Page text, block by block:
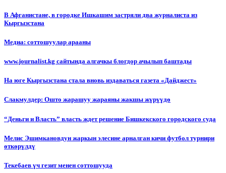
В Афганистане, в городке Ишкашим застряли два журналиста из
Кыргызстана
Медиа: соттошуулар арааны
www.journalist.kg сайтында алгачкы блогдор ачылып баштады
На юге Кыргызстана стала вновь издаваться газета «Дайджест»
Слакмулдер: Ошто жарашуу жараяны жакшы жүрүүдө
“Деньги и Власть” власть ждет решение Бишкекского городского суда
Мелис Эшимкановдун жаркын элесине арналган кичи футбол турнири
өткөрүлдү
Текебаев үч гезит менен соттошууда